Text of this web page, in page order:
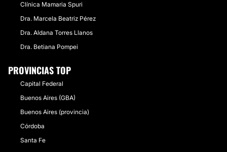
Clínica Mamaria Spuri
Dra. Marcela Beatriz Pérez
Dra. Aldana Torres Llanos
Dra. Betiana Pompei
PROVINCIAS TOP
Capital Federal
Buenos Aires (GBA)
Buenos Aires (provincia)
Córdoba
Santa Fe